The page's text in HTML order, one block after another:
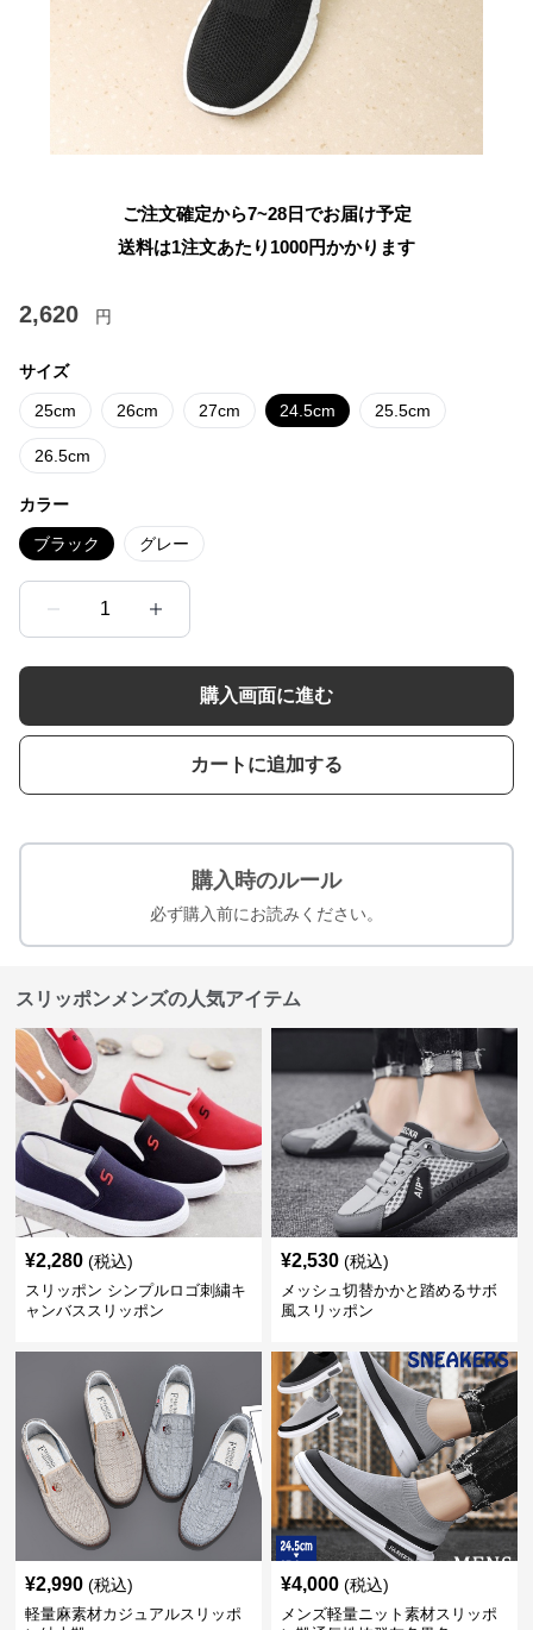
ご注文確定から7~28日でお届け予定
送料は1注文あたり 1000円かかります
2,620 円
サイズ
25cm 26cm 27cm 24.5cm 25.5cm
26.5cm
カラー
ブラック グレー
1
購入画面に進む
カートに追加する
購入時のルール
必ず購入前にお読みください。
スリッポンメンズの人気アイテム
¥2,280 (税込)
スリッポン シンプルロゴ刺繍キ
ャンバススリッポン
¥2,530 (税込)
メッシュ切替かかと踏めるサボ
風スリッポン
¥2,990 (税込)
軽量麻素材カジュアルスリッポ
¥4,000 (税込)
メンズ軽量ニット素材スリッポ